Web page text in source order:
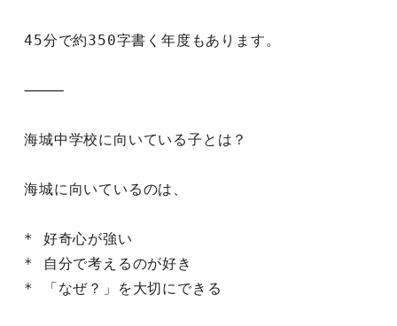
45分で約350字書く年度もあります。
⸻
海城中学校に向いている子とは？
海城に向いているのは、
* 好奇心が強い
* 自分で考えるのが好き
* 「なぜ？」を大切にできる